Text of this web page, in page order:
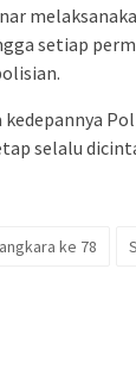
setiap
kedepannya
selalu
ke 78